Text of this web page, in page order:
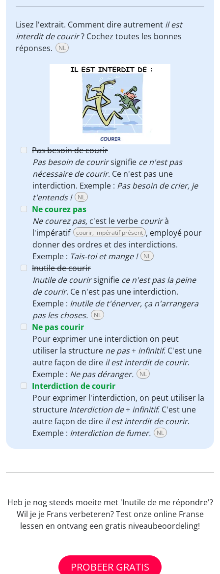
Lisez l'extrait. Comment dire autrement il est
interdit de courir? Cochez toutes les bonnes
réponses.
NL
Pas besoin de courir
Pas besoin de courirsignifie ce n'est pas
nécessaire de courir. Ce n'est pas une
interdiction. Exemple : Pas besoin de crier, je
t'entends !
NL
Ne courez pas
Ne courez pas, c'est le verbe courirà
l'impératif
courir, impératif présent , employé pour
donner des ordres et des interdictions.
Exemple : Tais-toi et mange ! NL
Inutile de courir
Inutile de courirsignifie ce n'est pas la peine
de courir. Ce n'est pas une interdiction.
Exemple : Inutile de t'énerver, ça n'arrangera
pas les choses.
NL
Ne pas courir
Pour exprimer une interdiction on peut
utiliser la structure ne pas+ infinitif. C'est une
autre façon de dire il est interdit de courir.
Exemple : Ne pas déranger. NL
Interdiction de courir
Pour exprimer l'interdiction, on peut utiliser la
structure Interdiction de+ infinitif. C'est une
autre façon de dire il est interdit de courir.
Exemple : Interdiction de fumer. NL
Heb je nog steeds moeite met 'Inutile de me répondre'?
Wil je je Frans verbeteren? Test onze online Franse
lessen en ontvang een gratis niveaubeoordeling!
PROBEER GRATIS